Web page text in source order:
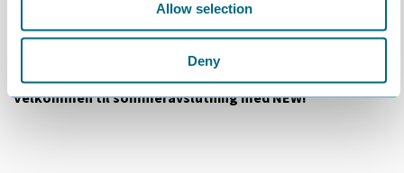
Allow selection
Deny
Overnatting dobbeltrom kr. 695,- inkl. frokost med frokostkokk til
stede
Overnatting i enkeltrom kr. 1445,- inkl. frokost med frokostkokk
Velkommen til sommeravslutning med NEW!